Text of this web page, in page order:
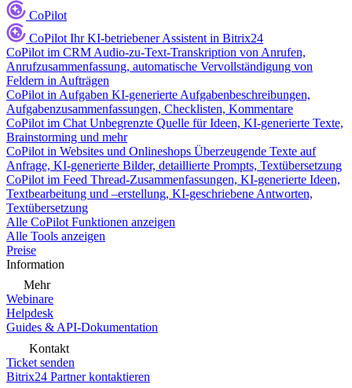
CoPilot
CoPilot Ihr KI-betriebener Assistent in Bitrix24
CoPilot im CRM Audio-zu-Text-Transkription von Anrufen,
Anrufzusammenfassung, automatische Vervollständigung von
Feldern in Aufträgen
CoPilot in Aufgaben KI-generierte Aufgabenbeschreibungen,
Aufgabenzusammenfassungen, Checklisten, Kommentare
CoPilot im Chat Unbegrenzte Quelle für Ideen, KI-generierte Texte,
Brainstorming und mehr
CoPilot in Websites und Onlineshops Überzeugende Texte auf
Anfrage, KI-generierte Bilder, detaillierte Prompts, Textübersetzung
CoPilot im Feed Thread-Zusammenfassungen, KI-generierte Ideen,
Textbearbeitung und –erstellung, KI-geschriebene Antworten,
Textübersetzung
Alle CoPilot Funktionen anzeigen
Alle Tools anzeigen
Preise
Information
Mehr
Webinare
Helpdesk
Guides & API-Dokumentation
Kontakt
Ticket senden
Bitrix24 Partner kontaktieren